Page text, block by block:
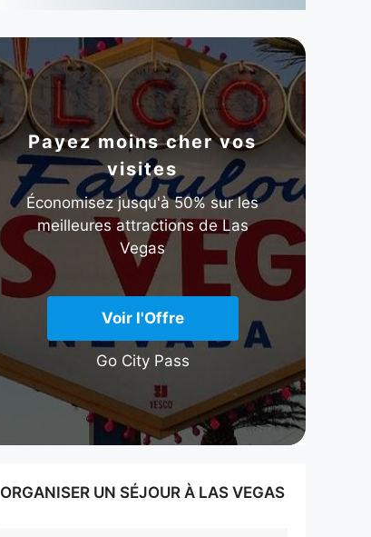
Payez moins cher vos
visites
Économisez jusqu'à 50% sur les
meilleures attractions de Las
Vegas
Voir l'Offre
Go City Pass
ORGANISER UN SÉJOUR À LAS VEGAS